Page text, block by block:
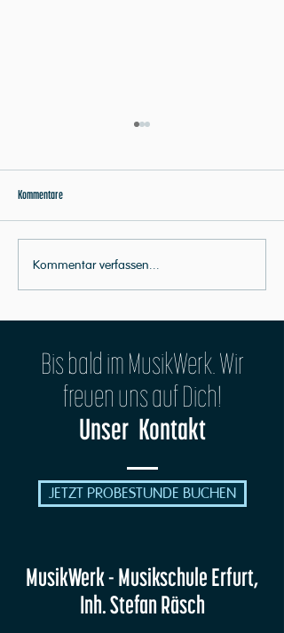
Kommentare
Kommentar verfassen...
Bis bald im MusikWerk. Wir
freuen uns auf Dich!
Unser Kontakt
JETZT PROBESTUNDE BUCHEN
MusikWerk - Musikschule Erfurt,
Inh. Stefan Räsch